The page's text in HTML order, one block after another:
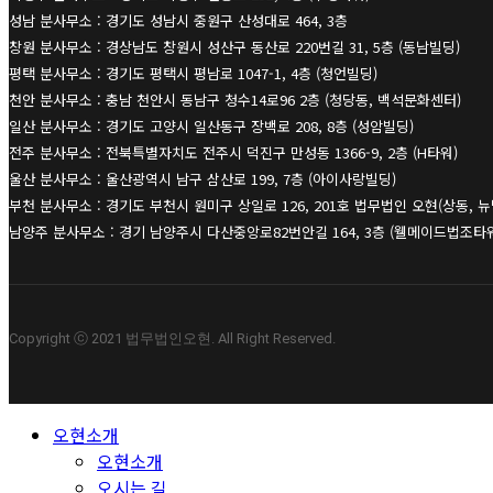
성남 분사무소 : 경기도 성남시 중원구 산성대로 464, 3층
창원 분사무소 : 경상남도 창원시 성산구 동산로 220번길 31, 5층 (동남빌딩)
평택 분사무소 : 경기도 평택시 평남로 1047-1, 4층 (청언빌딩)
천안 분사무소 : 충남 천안시 동남구 청수14로96 2층 (청당동, 백석문화센터)
일산 분사무소 : 경기도 고양시 일산동구 장백로 208, 8층 (성암빌딩)
전주 분사무소 : 전북특별자치도 전주시 덕진구 만성동 1366-9, 2층 (H타워)
울산 분사무소 : 울산광역시 남구 삼산로 199, 7층 (아이사랑빌딩)
부천 분사무소 : 경기도 부천시 원미구 상일로 126, 201호 법무법인 오현(상동,
남양주 분사무소 : 경기 남양주시 다산중앙로82번안길 164, 3층 (웰메이드법조타
Copyright ⓒ 2021 법무법인오현. All Right Reserved.
Close 오현소개
오현소개
오시는 길